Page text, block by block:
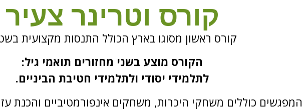
קורס וטרינר צעיר
קורס ראשון מסוגו בארץ הכולל התנסות מקצועית
הקורס מוצע בשני מחזורים תואמי גיל:
לתלמידי יסודי ולתלמידי חטיבת הביניים.
המפגשים כוללים משחקי היכרות, משחקים אינפורמטיביים והכנת